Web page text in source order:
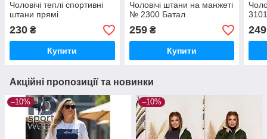
Чоловічі теплі спортивні
штани прямі
230 ₴
Купити
Чоловічі штани на манжеті
№ 2300 Батал
259₴
Купити
249
Акційні пропозиції та новинки
–10% –10%